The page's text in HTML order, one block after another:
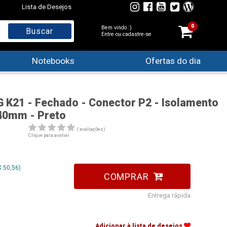
Lista de Desejos
Bem vindo :)
Entre ou cadastre-se
0
Notebooks Ofertas do dia
K21 - Fechado - Conector P2 - Isolamento
- Preto
( avaliações)
Clique para avaliar
50,56)
COMPRAR
Entrega rápida